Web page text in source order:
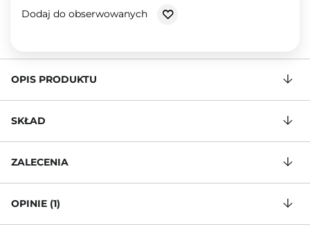
Dodaj do obserwowanych
OPIS PRODUKTU
SKŁAD
ZALECENIA
OPINIE (1)